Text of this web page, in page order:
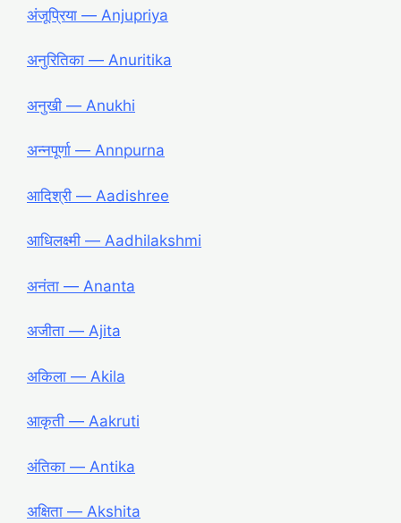
अंजूप्रिया ― Anjupriya
अनुरितिका ― Anuritika
अनुखी ― Anukhi
अन्नपूर्णा ― Annpurna
आदिश्री ― Aadishree
आधिलक्ष्मी ― Aadhilakshmi
अनंता ― Ananta
अजीता ― Ajita
अकिला ― Akila
आकृती ― Aakruti
अंतिका ― Antika
अक्षिता ― Akshita